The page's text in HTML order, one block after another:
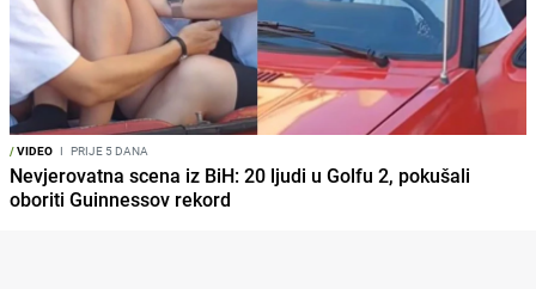
/VIDEO I PRIJE 5 DANA
Nevjerovatna scena iz BiH: 20 ljudi u Golfu 2, pokušali
oboriti Guinnessov rekord